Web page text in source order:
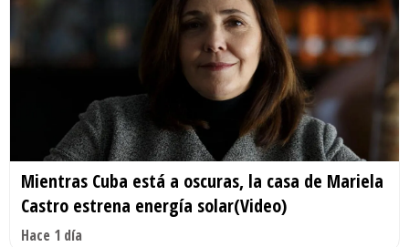
Mientras Cuba está a oscuras, la casa de Mariela
Castro estrena energía solar(Video)
Hace 1 día